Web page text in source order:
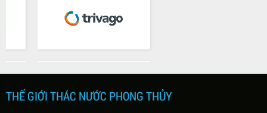
THẾ GIỚI THÁC NƯỚC PHONG THỦY